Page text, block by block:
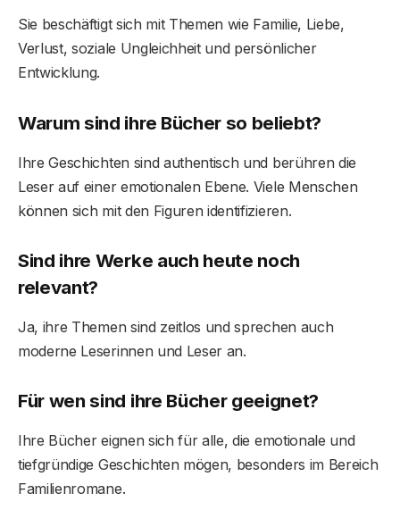
Sie beschäftigt sich mit Themen wie Familie, Liebe,
Verlust, soziale Ungleichheit und persönlicher
Entwicklung.
Warum sind ihre Bücher so beliebt?
Ihre Geschichten sind authentisch und berühren die
Leser auf einer emotionalen Ebene. Viele Menschen
können sich mit den Figuren identifizieren.
Sind ihre Werke auch heute noch
relevant?
Ja, ihre Themen sind zeitlos und sprechen auch
moderne Leserinnen und Leser an.
Für wen sind ihre Bücher geeignet?
Ihre Bücher eignen sich für alle, die emotionale und
tiefgründige Geschichten mögen, besonders im Bereich
Familienromane.